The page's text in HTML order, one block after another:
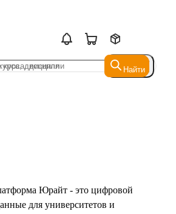
Найти
Найти
Юрайт - это цифровой
для университетов и